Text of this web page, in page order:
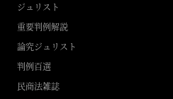
ジュリスト
重要判例解説
論究ジュリスト
判例百選
民商法雑誌